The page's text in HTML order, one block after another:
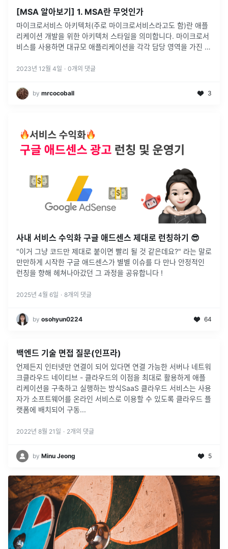
[MSA 알아보기] 1. MSA란 무엇인가
마이크로서비스 아키텍처(주로 마이크로서비스라고도 함)란 애플
리케이션 개발을 위한 아키텍처 스타일을 의미합니다. 마이크로서
비스를 사용하면 대규모 애플리케이션을 각각 담당 영역을 가진 소
2023년 12월 4일 · 0개의 댓글
by mrcocoball 3
사내 서비스 수익화 구글 애드센스 제대로 런칭하기 😎
"이거 그냥 코드만 제대로 붙이면 빨리 될 것 같은데요?" 라는 말로
만만하게 시작한 구글 애드센스가 별별 이슈를 다 만나 안정적인
런칭을 향해 헤쳐나아갔던 그 과정을 공유합니다 !
2025년 4월 6일 · 8개의 댓글
by osohyun0224 64
백엔드 기술 면접 질문(인프라)
언제든지 인터넷만 연결이 되어 있다면 연결 가능한 서버나 네트워
크클라우드 네이티브 - 클라우드의 이점을 최대로 활용하게 애플
리케이션을 구축하고 실행하는 방식SaaS 클라우드 서비스는 사용
자가 소프트웨어를 온라인 서비스로 이용할 수 있도록 클라우드 플
랫폼에 배치되어 구동...
2022년 8월 21일 · 2개의 댓글
by Minu Jeong 5